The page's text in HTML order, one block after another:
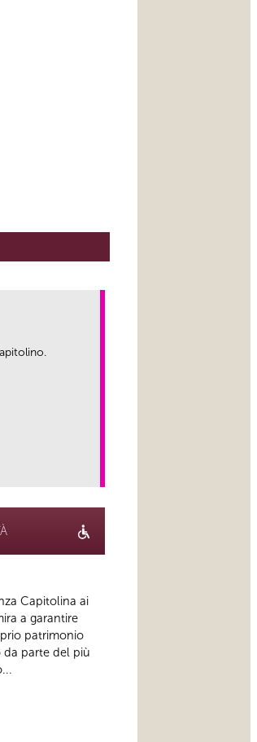
Capitolina ai
a garantire
patrimonio
parte del più